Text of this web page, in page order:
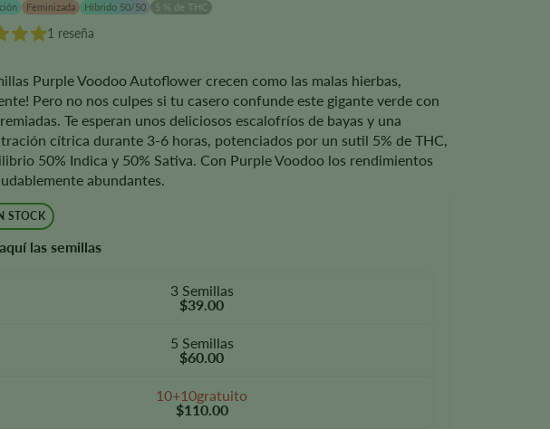
Feminizada Híbrido 50/50 5 % de THC
1 reseña
Purple Voodoo Autoflower crecen como las malas hierbas,
Pero no nos culpes si tu casero confunde este gigante verde con
Te esperan unos deliciosos escalofríos de bayas y una
cítrica durante 3-6 horas, potenciados por un sutil 5% de THC,
50% Indica y 50% Sativa. Con Purple Voodoo los rendimientos
abundantes.
STOCK
las semillas
3 Semillas
$39.00
5 Semillas
$60.00
10+10gratuito
$110.00